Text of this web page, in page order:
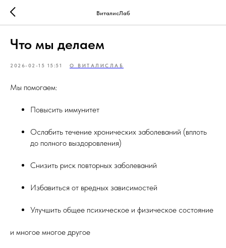
ВиталисЛаб
Что мы делаем
2026-02-15 15:51 О ВИТАЛИСЛАБ
Мы помогаем:
Повысить иммунитет
Ослабить течение хронических заболеваний (вплоть
до полного выздоровления)
Снизить риск повторных заболеваний
Избавиться от вредных зависимостей
Улучшить общее психическое и физическое состояние
и многое многое другое